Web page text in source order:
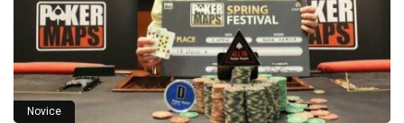
Novice